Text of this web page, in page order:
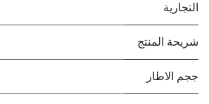
التجارية
شريحة المنتج
ججم الاطار